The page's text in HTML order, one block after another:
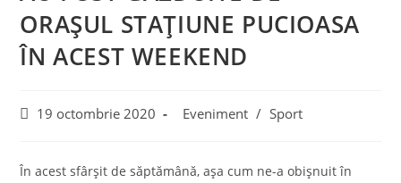
ORAȘUL STAȚIUNE PUCIOASA
ÎN ACEST WEEKEND
Post19 octombrie 2020
Post
Eveniment / Sport
În acest sfârșit de săptămână, așa cum ne-a obișnuit în